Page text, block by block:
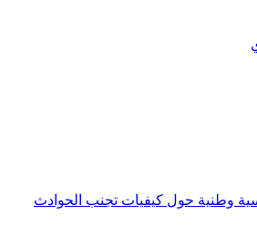
وطنية حول كيفيات تجنب الحوادث